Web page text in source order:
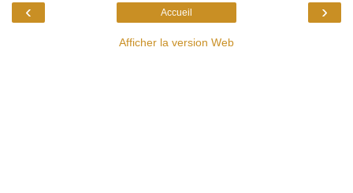
‹ ›
Accueil
Afficher la version Web